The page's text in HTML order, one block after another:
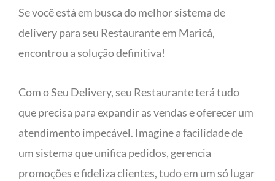
Se você está em busca do melhor sistema de
delivery para seu Restaurante em Maricá,
encontrou a solução definitiva!
Com o Seu Delivery, seu Restaurante terá tudo
que precisa para expandir as vendas e oferecer um
atendimento impecável. Imagine a facilidade de
um sistema que unifica pedidos, gerencia
promoções e fideliza clientes, tudo em um só lugar